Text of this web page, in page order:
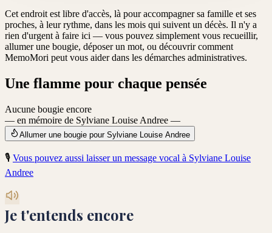
Cet endroit est libre d'accès, là pour accompagner sa famille et ses
proches, à leur rythme, dans les mois qui suivent un décès. Il n'y a
rien d'urgent à faire ici — vous pouvez simplement vous recueillir,
allumer une bougie, déposer un mot, ou découvrir comment
MemoMori peut vous aider dans les démarches administratives.
Une flamme pour chaque pensée
Aucune bougie encore
— en mémoire de Sylviane Louise Andree —
Allumer une bougie pour Sylviane Louise Andree
🎙️ Vous pouvez aussi laisser un message vocal à Sylviane Louise
Andree
Je t'entends encore